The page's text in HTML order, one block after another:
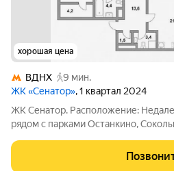
хорошая цена
ВДНХ
9 мин.
ЖК «Сенатор», 1 квартал 2024
ЖК Сенатор. Расположение:
рядом с парками Останкино,
метро Вднх 850 м, до центра 10
Удобный прямой выезд на